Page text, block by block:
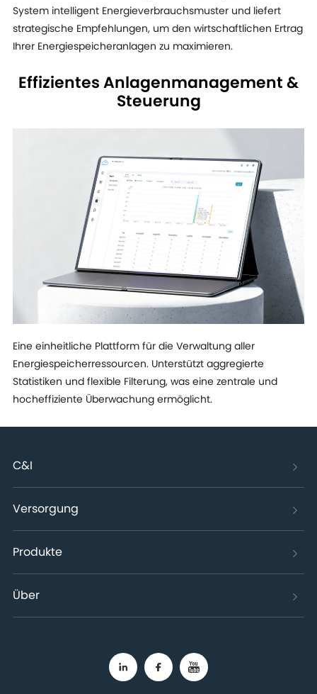
System intelligent Energieverbrauchsmuster und liefert
strategische Empfehlungen, um den wirtschaftlichen Ertrag
Ihrer Energiespeicheranlagen zu maximieren.
Effizientes Anlagenmanagement &
Steuerung
Eine einheitliche Plattform für die Verwaltung aller
Energiespeicherressourcen. Unterstützt aggregierte
Statistiken und flexible Filterung, was eine zentrale und
hocheffiziente Überwachung ermöglicht.
C&I
Versorgung
Produkte
Über